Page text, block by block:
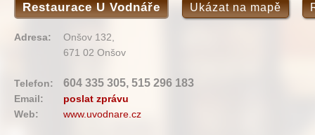
Restaurace U Vodnáře Ukázat na mapě
Adresa:
Onšov 132,
671 02 Onšov
Telefon: 604 335 305, 515 296 183
Email:
poslat zprávu
Web:
www.uvodnare.cz